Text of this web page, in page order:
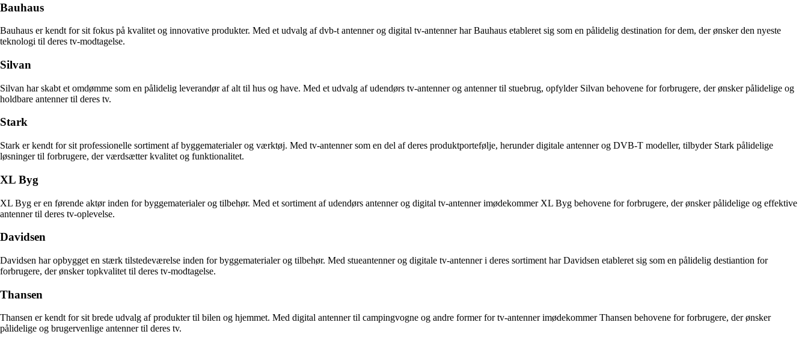
Bauhaus
Bauhaus er kendt for sit fokus på kvalitet og innovative produkter. Med et udvalg af dvb-t antenner og digital tv-antenner har Bauhaus etableret sig som en pålidelig destination for dem, der ønsker den nyeste
teknologi til deres tv-modtagelse.
Silvan
Silvan har skabt et omdømme som en pålidelig leverandør af alt til hus og have. Med et udvalg af udendørs tv-antenner og antenner til stuebrug, opfylder Silvan behovene for forbrugere, der ønsker pålidelige og
holdbare antenner til deres tv.
Stark
Stark er kendt for sit professionelle sortiment af byggematerialer og værktøj. Med tv-antenner som en del af deres produktportefølje, herunder digitale antenner og DVB-T modeller, tilbyder Stark pålidelige
løsninger til forbrugere, der værdsætter kvalitet og funktionalitet.
XL Byg
XL Byg er en førende aktør inden for byggematerialer og tilbehør. Med et sortiment af udendørs antenner og digital tv-antenner imødekommer XL Byg behovene for forbrugere, der ønsker pålidelige og effektive
antenner til deres tv-oplevelse.
Davidsen
Davidsen har opbygget en stærk tilstedeværelse inden for byggematerialer og tilbehør. Med stueantenner og digitale tv-antenner i deres sortiment har Davidsen etableret sig som en pålidelig destiantion for
forbrugere, der ønsker topkvalitet til deres tv-modtagelse.
Thansen
Thansen er kendt for sit brede udvalg af produkter til bilen og hjemmet. Med digital antenner til campingvogne og andre former for tv-antenner imødekommer Thansen behovene for forbrugere, der ønsker
pålidelige og brugervenlige antenner til deres tv.